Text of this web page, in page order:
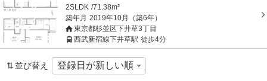
2SLDK 71.38m²
築年月 2019年10月（築6年）
東京都杉並区下井草3丁目
西武新宿線下井草駅 徒歩4分
並び替え